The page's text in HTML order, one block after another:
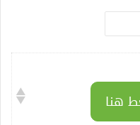
هنا